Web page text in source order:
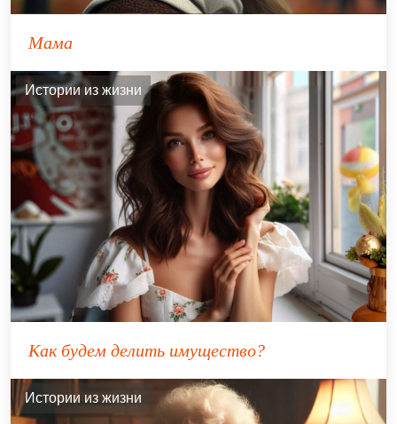
Мама
Истории из жизни
Как будем делить имущество?
Истории из жизни